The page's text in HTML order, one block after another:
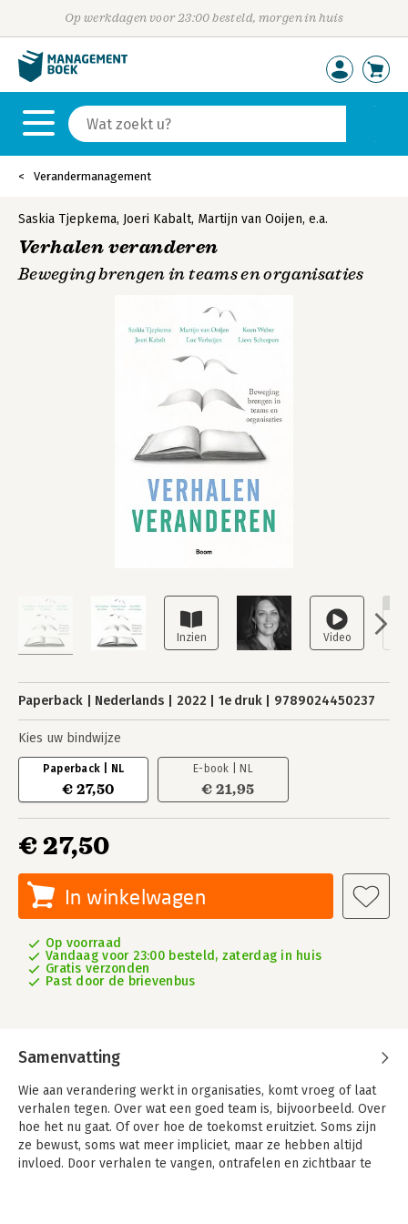
Op werkdagen voor 23:00 besteld, morgen in huis
Verandermanagement
Saskia Tjepkema, Joeri Kabalt, Martijn van Ooijen, e.a.
Verhalen veranderen
Beweging brengen in teams en organisaties
Paperback Nederlands 2022 1e druk 9789024450237
Kies uw bindwijze
Paperback | NL
€ 27,50
E-book | NL
€ 21,95
€ 27,50
In winkelwagen
Op voorraad
Vandaag voor 23:00 besteld, zaterdag in huis
Gratis verzonden
Past door de brievenbus
Samenvatting
Wie aan verandering werkt in organisaties, komt vroeg of laat
verhalen tegen. Over wat een goed team is, bijvoorbeeld. Over
hoe het nu gaat. Of over hoe de toekomst eruitziet. Soms zijn
ze bewust, soms wat meer impliciet, maar ze hebben altijd
invloed. Door verhalen te vangen, ontrafelen en zichtbaar te